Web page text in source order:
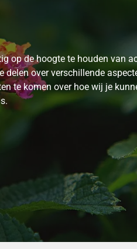
op de hoogte te houden van
over verschillende
te komen over hoe wij je